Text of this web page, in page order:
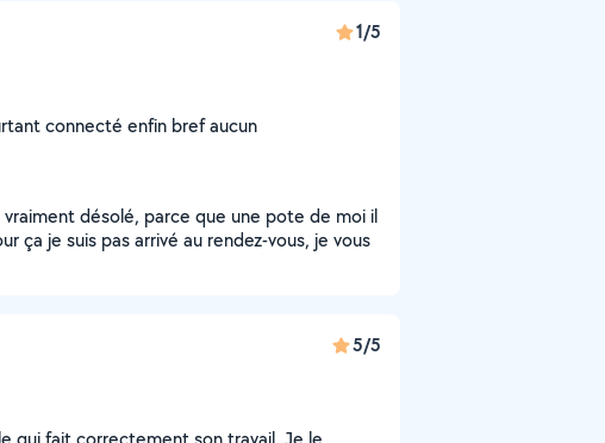
1/5
connecté enfin bref aucun
désolé, parce que une pote de moi il
ça je suis pas arrivé au rendez-vous, je vous
5/5